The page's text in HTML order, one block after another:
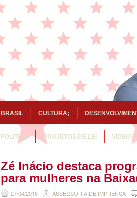
BRASIL CULTURA;
POLITICA PROJETOS DE LEI VÍDEOS
Zé Inácio destaca
para mulheres na
27/04/2016 ASSESSORIA DE IMPRENSA